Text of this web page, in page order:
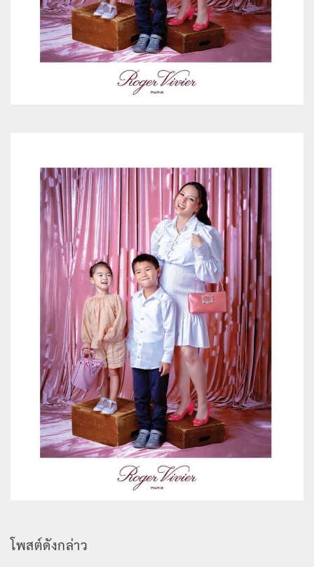
โพสต์ดังกล่าว